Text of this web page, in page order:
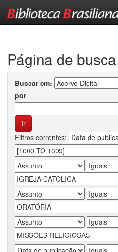
Página de busca
Buscar em:
por
Filtros correntes: